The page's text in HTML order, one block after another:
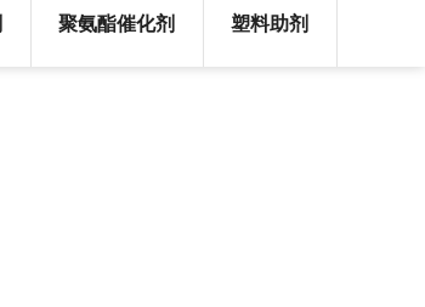
聚氨酯催化剂 塑料助剂